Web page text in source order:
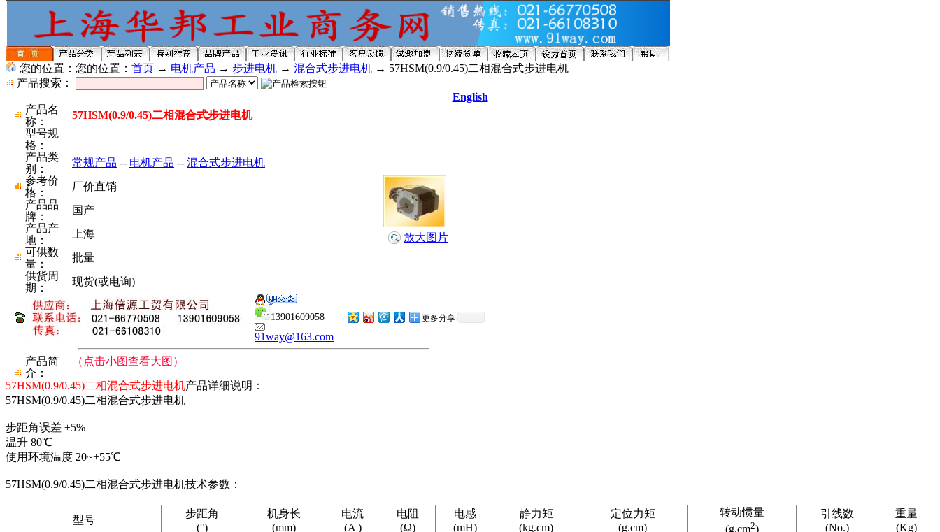
您的位置：您的位置： 首页 → 电机产品 → 步进电机 → 混合式步进电机 → 57HSM(0.9/0.45)二相混合式步进电机
产品搜索：
English
产品名
称：
57HSM(0.9/0.45)二相混合式步进电机
型号规
格：
放大图片
产品类
别：
常规产品 -- 电机产品 -- 混合式步进电机
参考价
格：
厂价直销
产品品
牌：
国产
产品产
地：
上海
可供数
量：
批量
供货周
期：
现货(或电询)
13901609058
91way@163.com
更多分享
产品简
介：
（点击小图查看大图）
57HSM(0.9/0.45)二相混合式步进电机产品详细说明：
57HSM(0.9/0.45)二相混合式步进电机
步距角误差 ±5%
温升 80℃
使用环境温度 20~+55℃
57HSM(0.9/0.45)二相混合式步进电机技术参数：
型号
步距角
(°)
机身长
(mm)
电流
(A )
电阻
(Ω)
电感
(mH)
静力矩
(kg.cm)
定位力矩
(g.cm)
转动惯量
(g.cm2)
引线数
(No.)
重量
(Kg)